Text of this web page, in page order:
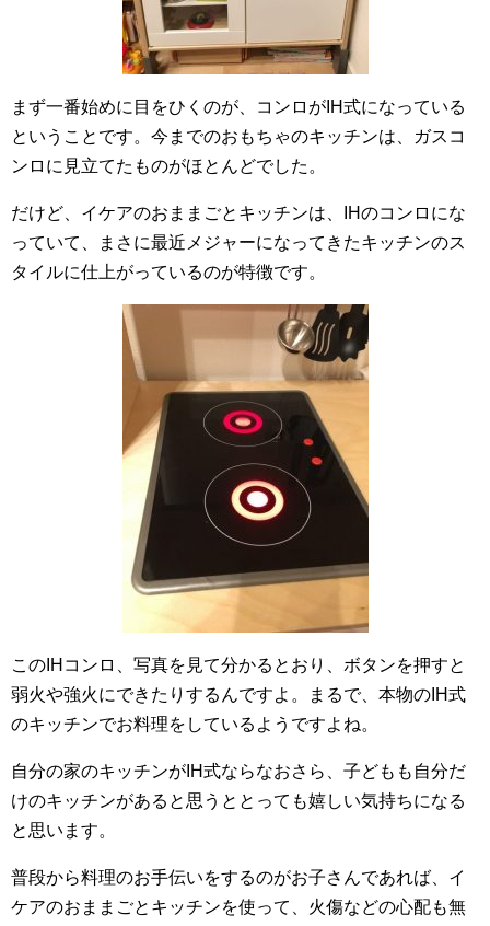
まず一番始めに目をひくのが、コンロがIH式になっている
ということです。今までのおもちゃのキッチンは、ガスコ
ンロに見立てたものがほとんどでした。
だけど、イケアのおままごとキッチンは、IHのコンロにな
っていて、まさに最近メジャーになってきたキッチンのス
タイルに仕上がっているのが特徴です。
このIHコンロ、写真を見て分かるとおり、ボタンを押すと
弱火や強火にできたりするんですよ。まるで、本物のIH式
のキッチンでお料理をしているようですよね。
自分の家のキッチンがIH式ならなおさら、子どもも自分だ
けのキッチンがあると思うととっても嬉しい気持ちになる
と思います。
普段から料理のお手伝いをするのがお子さんであれば、イ
ケアのおままごとキッチンを使って、火傷などの心配も無